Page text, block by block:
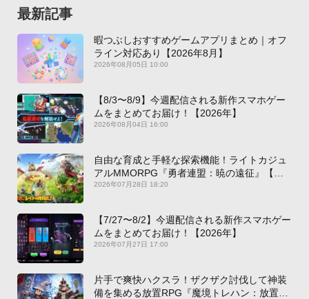
最新記事
暇つぶしおすすめゲームアプリまとめ｜オフ
ライン対応あり【2026年8月】
2026年08月05日 10:00
【8/3〜8/9】今週配信される新作スマホゲー
ムをまとめてお届け！【2026年】
2026年08月04日 16:00
自由な育成と手軽な探索機能！ライトカジュ
アルMMORPG『勇者連盟：暁の遠征』【最
新作PICKUP】
2026年07月28日 18:20
【7/27〜8/2】今週配信される新作スマホゲー
ムをまとめてお届け！【2026年】
2026年07月27日 17:00
片手で爽快ハクスラ！ザクザク討伐して神装
備を集める放置RPG『魔境トレハン：放置で